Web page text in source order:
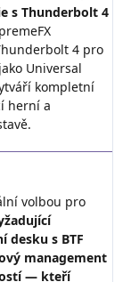
s Thunderbolt 4
4 pro
Universal
kompletní
herní a
volbou pro
desku s BTF
management
— kteří